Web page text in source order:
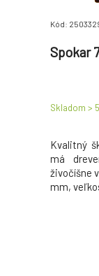
Kód:
Spokar
Skladom > 5
Kvalitný
má
živočíšne
mm,